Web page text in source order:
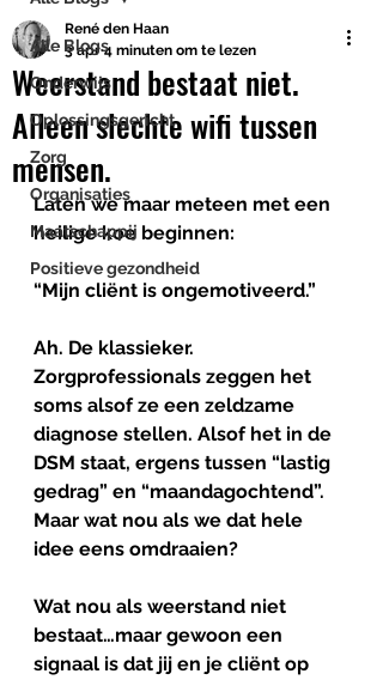
Alle Blogs
Onderwijs
Oplossingsgericht
Zorg
Organisaties
Maatschappij
Positieve gezondheid
Weerstand bestaat niet.
Alleen slechte wifi tussen
mensen.
René den Haan
3 apr 4 minuten om te lezen
Laten we maar meteen met een
heilige koe beginnen:
“Mijn cliënt is ongemotiveerd.”
Ah. De klassieker.
Zorgprofessionals zeggen het
soms alsof ze een zeldzame
diagnose stellen. Alsof het in de
DSM staat, ergens tussen “lastig
gedrag” en “maandagochtend”.
Maar wat nou als we dat hele
idee eens omdraaien?
Wat nou als weerstand niet
bestaat…maar gewoon een
signaal is dat jij en je cliënt op